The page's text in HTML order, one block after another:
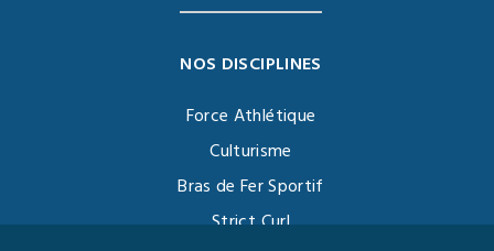
NOS DISCIPLINES
Force Athlétique
Culturisme
Bras de Fer Sportif
Strict Curl